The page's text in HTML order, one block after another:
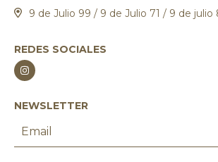
9 de Julio 99 / 9 de Julio 71 / 9 de julio
REDES SOCIALES
NEWSLETTER